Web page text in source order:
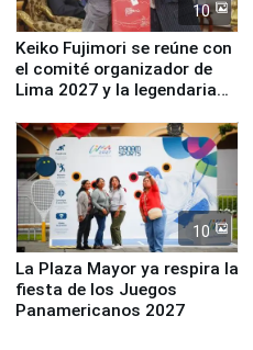
10
Keiko Fujimori se reúne con
el comité organizador de
Lima 2027 y la legendaria
10
La Plaza Mayor ya respira la
fiesta de los Juegos
Panamericanos 2027